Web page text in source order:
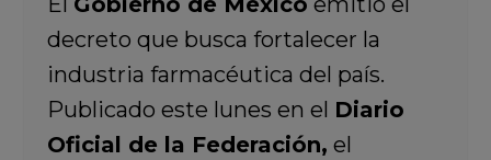
decreto que busca fortalecer la
industria farmacéutica del país.
Publicado este lunes en el Diario
Oficial de la Federación, el